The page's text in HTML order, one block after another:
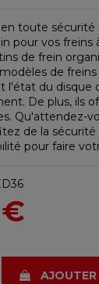
toute
pour vos freins
de frein
de freins
l'état du
De plus, ils
Qu'attendez-
de la sécurité
pour faire
AJOUTER